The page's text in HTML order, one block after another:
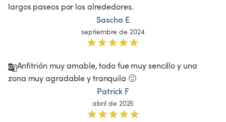
largos paseos por los alrededores.
Sascha E
septiembre de 2024
Anfitrión muy amable, todo fue muy sencillo y una
zona muy agradable y tranquila 🙂
Patrick F
abril de 2025